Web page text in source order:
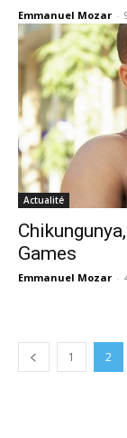
Emmanuel Mozar -
Actualité
Games
Emmanuel Mozar -
1 2